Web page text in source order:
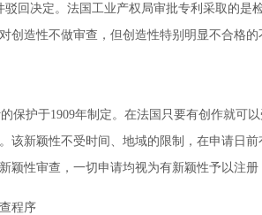
驳回决定。法国工业产权局审批专利采取的
创造性不做审查，但创造性特别明显不合格的
保护于1909年制定。在法国只要有创作就可
该新颖性不受时间、地域的限制，在申请日
颖性审查，一切申请均视为有新颖性予以注
程序